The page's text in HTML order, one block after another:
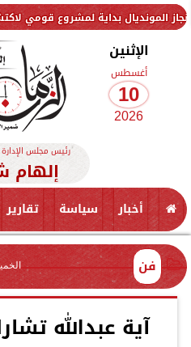
بداية لمشروع قومي لاكتشاف
الإثنين
أغسطس
10
2026
رئيس مجلس الإدارة
إلهام
أخبار سياسة تقارير
فن الخميس، 20
آية عبدالله